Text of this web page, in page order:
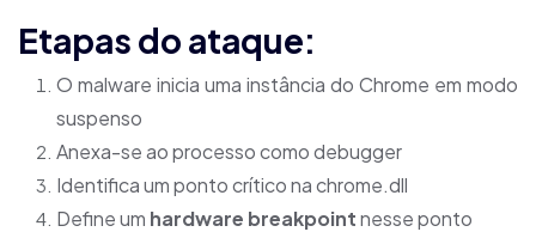
Etapas do ataque:
O malware inicia uma instância do Chrome em modo
suspenso
Anexa-se ao processo como debugger
Identifica um ponto crítico na chrome.dll
Define um hardware breakpointnesse ponto